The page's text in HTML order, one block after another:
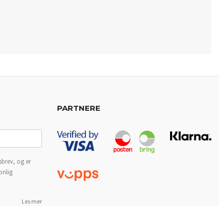
og er
Les mer
PARTNERE